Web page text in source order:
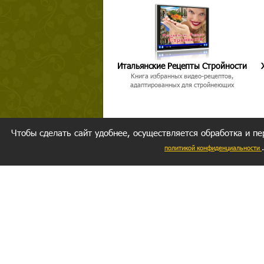
Итальянские Рецепты Стройности
Книга избранных видео-рецептов,
адаптированных для стройнеющих
Чтобы сделать сайт удобнее, осуществляется обработка и
политикой конфиденциальности